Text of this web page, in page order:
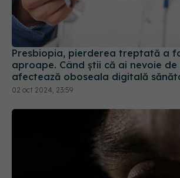
Presbiopia, pierderea treptată a
aproape. Când știi că ai nevoie de
afectează oboseala digitală
02 oct 2024, 23:59